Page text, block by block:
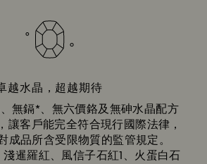
越水晶，超越期待
無鎘*、無六價鉻及無砷水晶配方
讓客戶能完全符合現行國際法律，
成品所含受限物質的監管規定。
暹羅紅、風信子石紅1、火蛋白石